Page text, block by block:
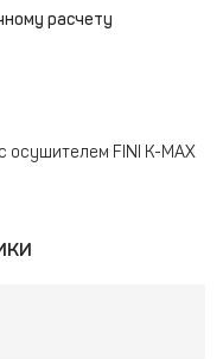
расчету
осушителем FINI K-MAX